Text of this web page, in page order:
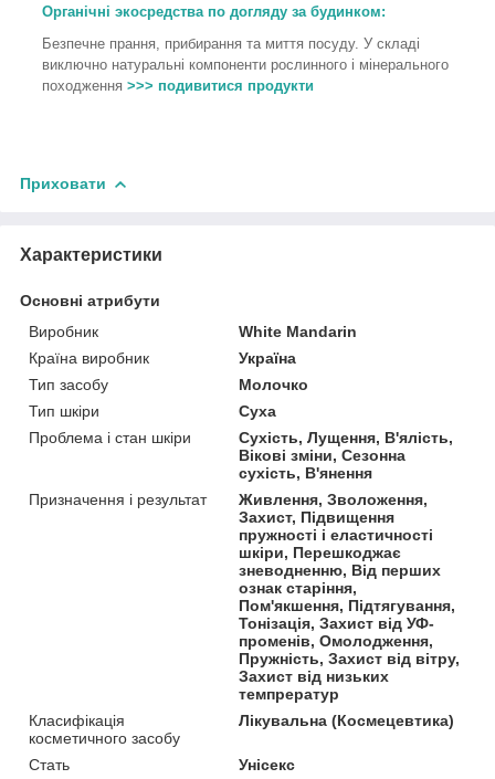
Органічні экосредства по догляду за будинком:
Безпечне прання, прибирання та миття посуду. У складі
виключно натуральні компоненти рослинного і мінерального
походження >>> подивитися продукти
Приховати
Характеристики
Основні атрибути
Виробник
White Mandarin
Країна виробник
Україна
Тип засобу
Молочко
Тип шкіри
Суха
Проблема і стан шкіри
Сухість, Лущення, В'ялість,
Вікові зміни, Сезонна
сухість, В'янення
Призначення і результат
Живлення, Зволоження,
Захист, Підвищення
пружності і еластичності
шкіри, Перешкоджає
зневодненню, Від перших
ознак старіння,
Пом'якшення, Підтягування,
Тонізація, Захист від УФ-
променів, Омолодження,
Пружність, Захист від вітру,
Захист від низьких
темпрератур
Класифікація
косметичного засобу
Лікувальна (Космецевтика)
Стать
Унісекс